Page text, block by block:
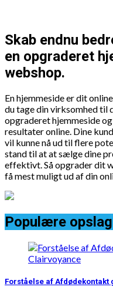
Skab endnu
en opgraderet
webshop.
En hjemmeside er dit
du tage din virksomhed til
opgraderet hjemmeside
resultater online. Dine
vil kunne nå ud til flere
stand til at at sælge dine
effektivt. Så opgrader dit
få mest muligt ud af din
Populære opslag
Forståelse af Afdødekontakt